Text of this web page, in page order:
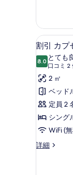
る
用
禁
煙
の
す
べ
て
の
写
真
セ
ル
ル
ム
性
用
禁
煙
の
細
割
引
カ
プ
セ
ル
ル
ー
ム
7
割引 カプ
8.010 点中 8.0
とても
口コミ 2
(口
コ
ミ
2
件)
2 ㎡
ベッド
定員 2
シング
WiFi (
詳細
割